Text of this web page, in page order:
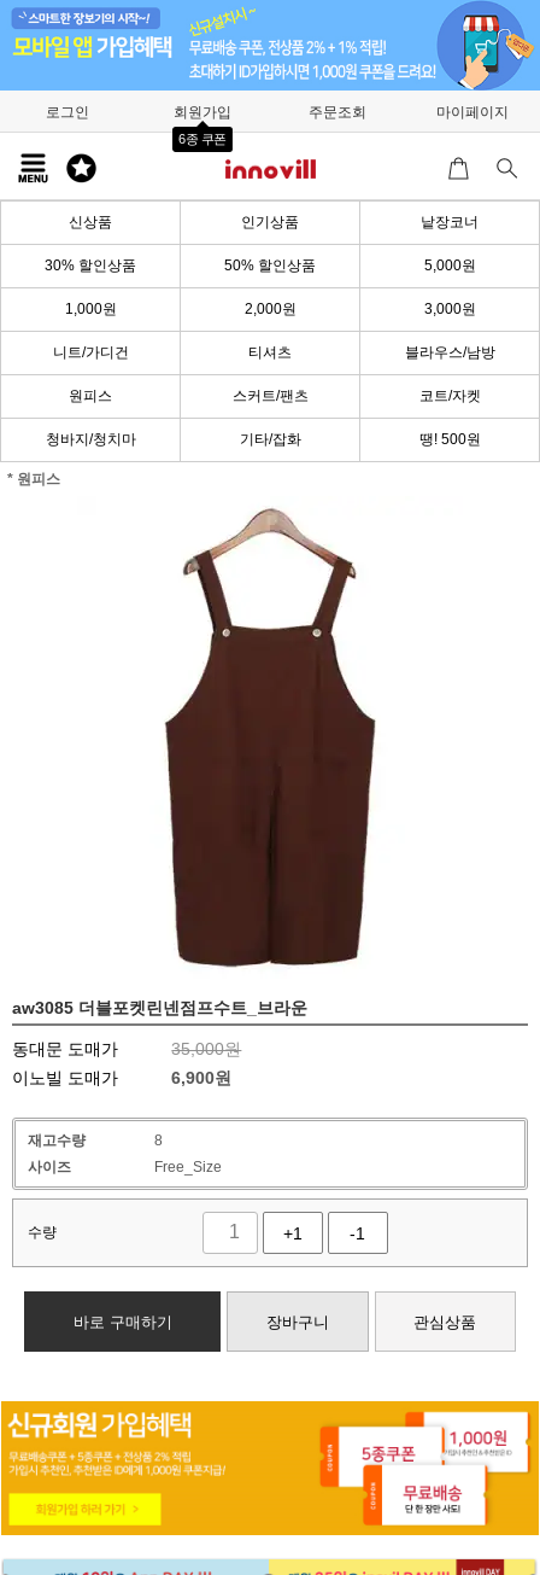
로그인 회원가입
6종 쿠폰
주문조회 마이페이지
신상품 인기상품 낱장코너
30% 할인상품 50% 할인상품 5,000원
1,000원 2,000원 3,000원
니트/가디건 티셔츠 블라우스/남방
원피스 스커트/팬츠 코트/자켓
청바지/청치마 기타/잡화 땡! 500원
* 원피스
aw3085 더블포켓린넨점프수트_브라운
동대문 도매가
35,000원
이노빌 도매가
6,900원
재고수량
8
사이즈
Free_Size
수량 +1 -1
바로 구매하기 장바구니 관심상품